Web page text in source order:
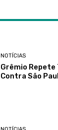
NOTÍCIAS
Grêmio
Contra São